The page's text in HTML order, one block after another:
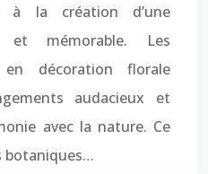
à la création d’une
et mémorable. Les
en décoration florale
audacieux et
avec la nature. Ce
botaniques…